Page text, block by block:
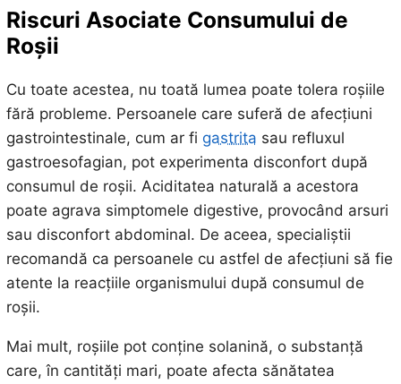
Riscuri Asociate Consumului de
Roșii
Cu toate acestea, nu toată lumea poate tolera roșiile
fără probleme. Persoanele care suferă de afecțiuni
gastrointestinale, cum ar fi gastrita sau refluxul
gastroesofagian, pot experimenta disconfort după
consumul de roșii. Aciditatea naturală a acestora
poate agrava simptomele digestive, provocând arsuri
sau disconfort abdominal. De aceea, specialiștii
recomandă ca persoanele cu astfel de afecțiuni să fie
atente la reacțiile organismului după consumul de
roșii.
Mai mult, roșiile pot conține solanină, o substanță
care, în cantități mari, poate afecta sănătatea